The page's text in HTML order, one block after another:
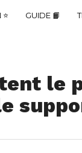
GUIDE 📙
le